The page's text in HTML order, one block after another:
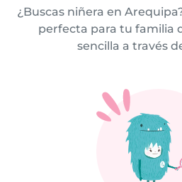
¿Buscas niñera en
perfecta para tu familia
sencilla a través